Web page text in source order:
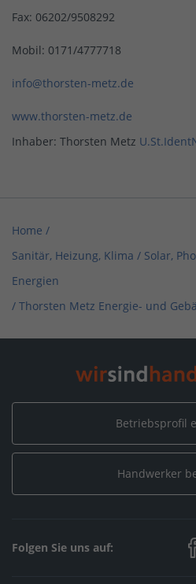
Fax: 06202/9508292
Mobil: 0171/4777718
info@thorsten-metz.de
www.thorsten-metz.de
Inhaber: Thorsten Metz
Home /
Sanitär, Heizung, Klima / Solar,
Energien
/ Thorsten Metz Energie- und
Home / Elektro,
Thorsten Metz Energie- und
Elektro, Informationstechnik,
Elektrotechnik
Thorsten Metz Energie- und
Informationstechnik
Betriebsprofil
Handwerker
Folgen Sie uns auf: